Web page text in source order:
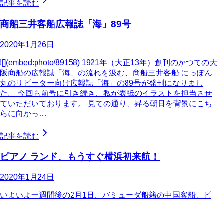
記事を読む
商船三井客船広報誌「海」89号
2020年1月26日
![](embed:photo/89158) 1921年（大正13年）創刊のかつての大
阪商船の広報誌「海」の流れを汲む、商船三井客船 にっぽん
丸のリピーター向け広報誌「海」の89号が発刊になりまし
た。 今回も前号に引き続き、私が表紙のイラストを担当させ
ていただいております。 見ての通り、昇る朝日を背景にこち
らに向かっ…
記事を読む
ピアノ ランド、もうすぐ横浜初来航！
2020年1月24日
いよいよ一週間後の2月1日、バミューダ船籍の中国客船、ピ